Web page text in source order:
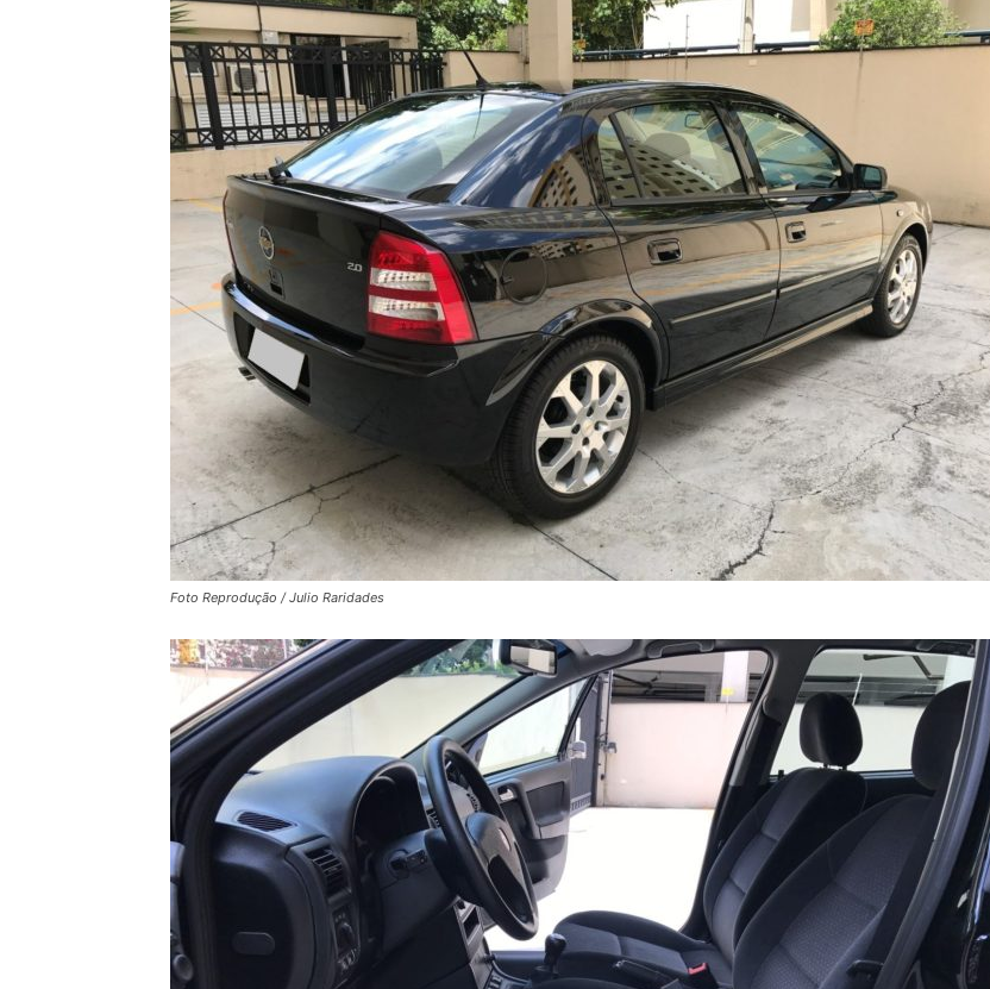
Foto Reprodução / Julio Raridades